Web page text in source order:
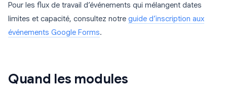
Pour les flux de travail d’événements qui mélangent dates
limites et capacité, consultez notre guide d’inscription aux
événements Google Forms.
Quand les modules